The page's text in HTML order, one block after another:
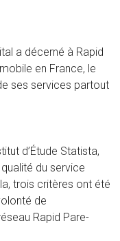
a décerné à Rapid
en France, le
ses services partout
d’Étude Statista,
du service
trois critères ont été
de
Rapid Pare-